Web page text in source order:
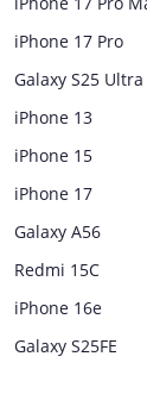
iPhone 17 Pro
Galaxy S25 Ultra
iPhone 13
iPhone 15
iPhone 17
Galaxy A56
Redmi 15C
iPhone 16e
Galaxy S25FE